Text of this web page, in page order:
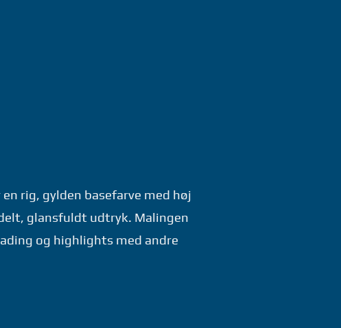
rig, gylden basefarve med høj
glansfuldt udtryk. Malingen
og highlights med andre